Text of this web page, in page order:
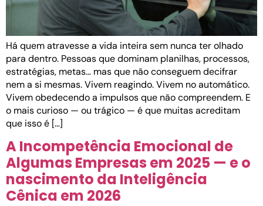
Há quem atravesse a vida inteira sem nunca ter olhado
para dentro. Pessoas que dominam planilhas, processos,
estratégias, metas… mas que não conseguem decifrar
nem a si mesmas. Vivem reagindo. Vivem no automático.
Vivem obedecendo a impulsos que não compreendem. E
o mais curioso — ou trágico — é que muitas acreditam
que isso é […]
A Incompetência Emocional de
Algumas Empresas em 2025 — e o
nascimento da Inteligência
Cênica em 2026